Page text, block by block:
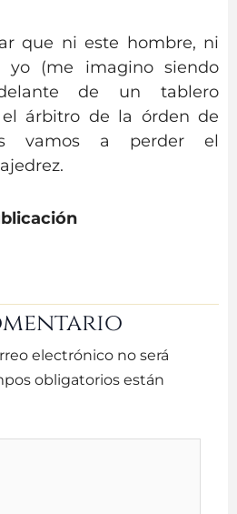
que ni este hombre, ni
yo (me imagino siendo
de un tablero
árbitro de la órden de
vamos a perder el
electrónico no será
obligatorios están